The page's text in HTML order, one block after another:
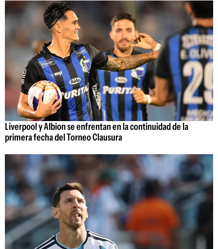
Liverpool y Albion se enfrentan en la continuidad de la
primera fecha del Torneo Clausura